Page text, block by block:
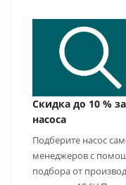
Скидка до 10 %
насоса
Подберите насос
менеджеров с
подбора от